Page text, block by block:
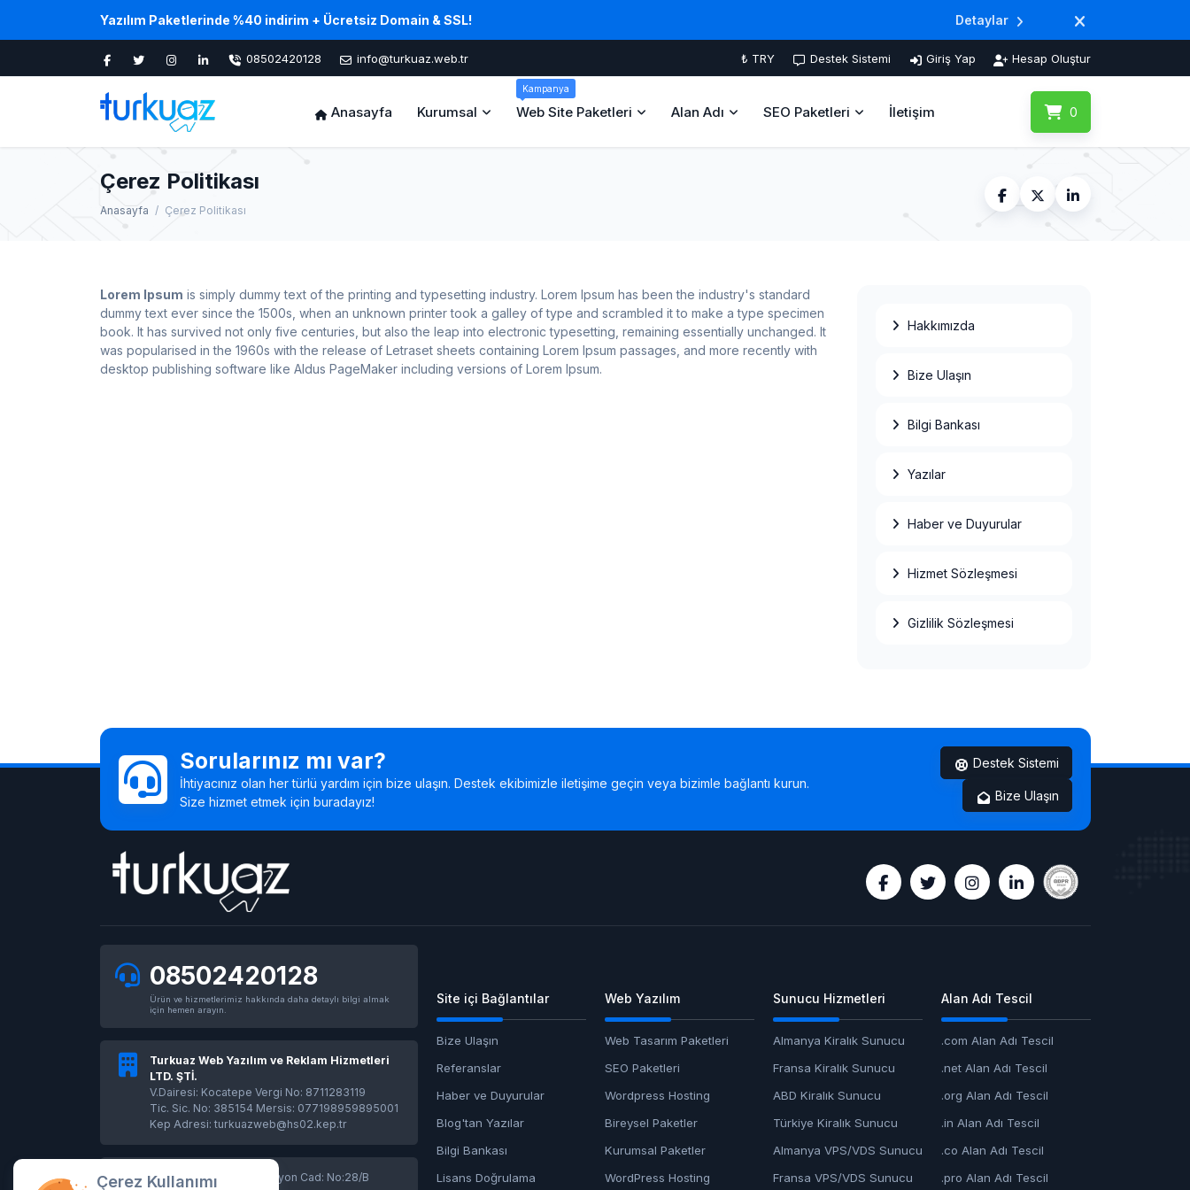
Yazılım Paketlerinde %40 indirim + Ücretsiz Domain & SSL! Detaylar
08502420128 info@turkuaz.web.tr ₺ TRY Destek Sistemi Giriş Yap Hesap Oluştur
Anasayfa Kurumsal
Kampanya
Web Site Paketleri Alan Adı SEO Paketleri İletişim 0
Çerez Politikası
Anasayfa Çerez Politikası
Lorem Ipsum is simply dummy text of the printing and typesetting industry. Lorem Ipsum has been the industry's standard
dummy text ever since the 1500s, when an unknown printer took a galley of type and scrambled it to make a type specimen
book. It has survived not only five centuries, but also the leap into electronic typesetting, remaining essentially unchanged. It
was popularised in the 1960s with the release of Letraset sheets containing Lorem Ipsum passages, and more recently with
desktop publishing software like Aldus PageMaker including versions of Lorem Ipsum.
Hakkımızda
Bize Ulaşın
Bilgi Bankası
Yazılar
Haber ve Duyurular
Hizmet Sözleşmesi
Gizlilik Sözleşmesi
Sorularınız mı var?
İhtiyacınız olan her türlü yardım için bize ulaşın. Destek ekibimizle iletişime geçin veya bizimle bağlantı kurun.
Size hizmet etmek için buradayız!
Destek Sistemi
Bize Ulaşın
08502420128
Ürün ve hizmetlerimiz hakkında daha detaylı bilgi almak
için hemen arayın.
Turkuaz Web Yazılım ve Reklam Hizmetleri
LTD. ŞTİ.
V.Dairesi: Kocatepe Vergi No: 8711283119
Tic. Sic. No: 385154 Mersis: 077198959895001
Kep Adresi: turkuazweb@hs02.kep.tr
Kayadibi Mah. İzmir İstasyon Cad: No:28/B
Site içi Bağlantılar
Bize Ulaşın
Referanslar
Haber ve Duyurular
Blog'tan Yazılar
Bilgi Bankası
Lisans Doğrulama
Web Yazılım
Web Tasarım Paketleri
SEO Paketleri
Wordpress Hosting
Bireysel Paketler
Kurumsal Paketler
WordPress Hosting
Sunucu Hizmetleri
Almanya Kiralık Sunucu
Fransa Kiralık Sunucu
ABD Kiralık Sunucu
Türkiye Kiralık Sunucu
Almanya VPS/VDS Sunucu
Fransa VPS/VDS Sunucu
Alan Adı Tescil
.com Alan Adı Tescil
.net Alan Adı Tescil
.org Alan Adı Tescil
.in Alan Adı Tescil
.co Alan Adı Tescil
.pro Alan Adı Tescil
Çerez Kullanımı